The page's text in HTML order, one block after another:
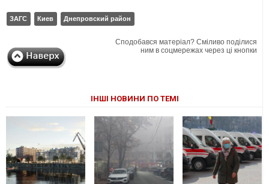
ЗАГС Киев Днепровский район
Сподобався матеріал? Сміливо поділися
ним в соцмережах через ці кнопки
ІНШІ НОВИНИ ПО ТЕМІ